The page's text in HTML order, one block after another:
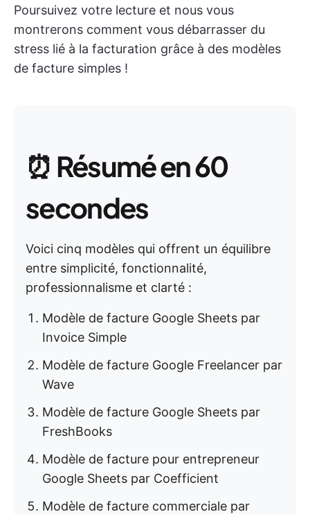
Poursuivez votre lecture et nous vous
montrerons comment vous débarrasser du
stress lié à la facturation grâce à des modèles
de facture simples !
⏰ Résumé en 60
secondes
Voici cinq modèles qui offrent un équilibre
entre simplicité, fonctionnalité,
professionnalisme et clarté :
Modèle de facture Google Sheets par
Invoice Simple
Modèle de facture Google Freelancer par
Wave
Modèle de facture Google Sheets par
FreshBooks
Modèle de facture pour entrepreneur
Google Sheets par Coefficient
Modèle de facture commerciale par